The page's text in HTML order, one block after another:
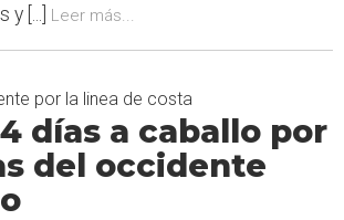
[...]
Leer más...
por la linea de costa
días a caballo por
del occidente